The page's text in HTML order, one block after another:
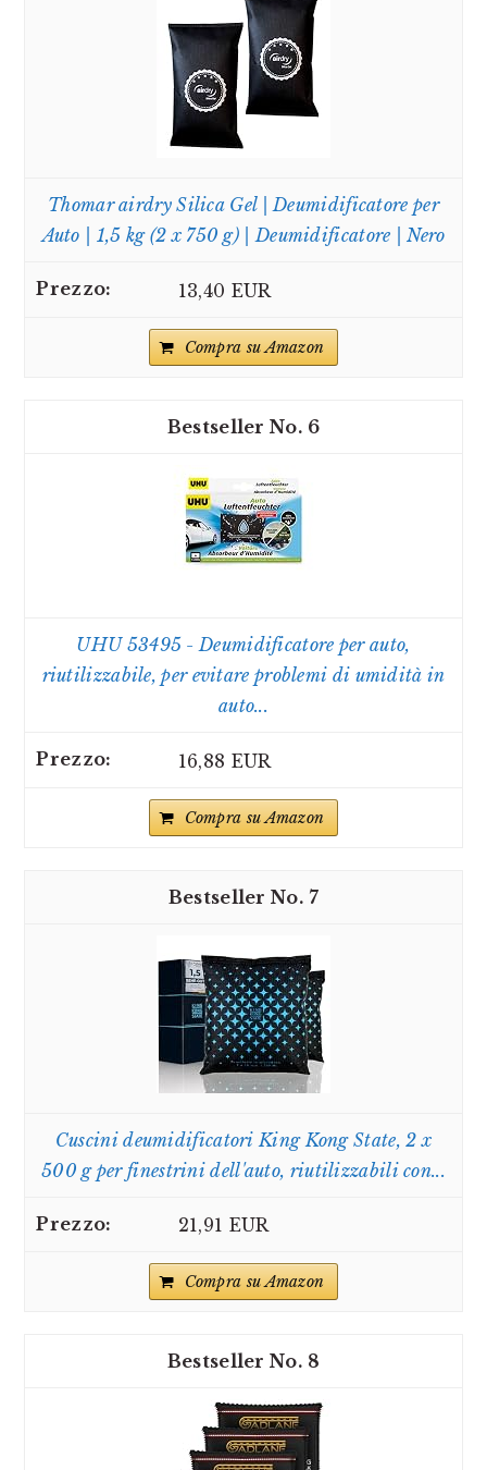
Thomar airdry Silica Gel | Deumidificatore per
Auto | 1,5 kg (2 x 750 g) | Deumidificatore | Nero
13,40 EUR
Compra su Amazon
6
UHU 53495 - Deumidificatore per auto,
riutilizzabile, per evitare problemi di umidità in
auto...
16,88 EUR
Compra su Amazon
7
Cuscini deumidificatori King Kong State, 2 x
500 g per finestrini dell'auto, riutilizzabili con...
21,91 EUR
Compra su Amazon
8